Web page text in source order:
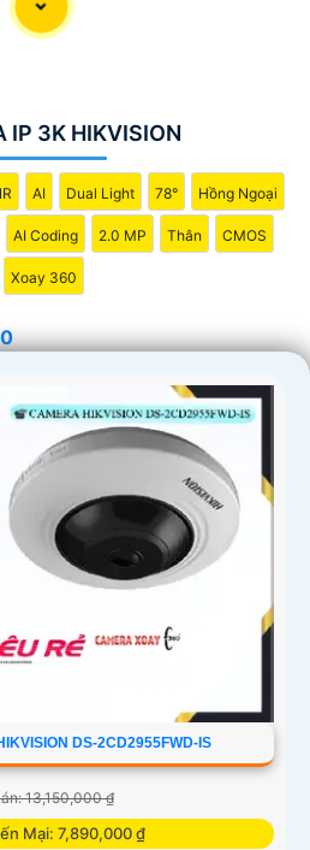
cho văn phòng, cửa hàng với
an ninh mà không tốn kém.
IP 3K HIKVISION
AI Dual Light 78° Hồng Ngoại
AI Coding 2.0 MP Thân CMOS
Xoay 360
DS-2CD2955FWD-IS
13,150,000 ₫
Mại: 7,890,000 ₫